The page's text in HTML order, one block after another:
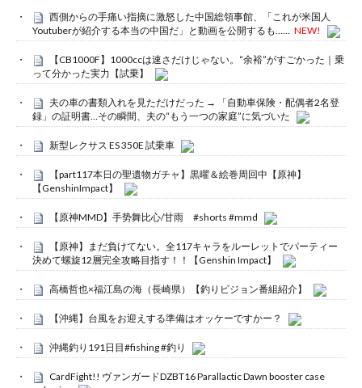
西側からの手痛い指摘に激怒した中国総領事館、「これが米国人
Youtuberが紹介する本当の中国だ」と動画を公開するも…… NEW!
【CB1000F】1000ccは速さだけじゃない。“余裕”がすごかった｜乗
って分かった実力【試乗】
夫の車の書類入れを見ただけだった → 「自動車保険・配偶者2名登
録」の証明書…その瞬間、夫の“もう一つの家庭”に気づいた
新型レクサス ES 350E 試乗車
【part117本日の聖遺物ガチャ】黒曜＆絵巻周回中【原神】
【GenshinImpact】
【原神MMD】手势舞比心/甘雨 #shorts #mmd
【原神】まだ負けてない。全117キャラをルーレットでパーティー
決めて螺旋12層完全攻略目指す！！【Genshin Impact】
高橋哲也×福江島の海（長崎県）【釣りビジョン番組紹介】
【沖縄】台風をお迎えする準備はオッケーですかー？
沖縄釣り191日目#fishing #釣り
CardFight!! ヴァンガードDZBT16 Parallactic Dawn booster case